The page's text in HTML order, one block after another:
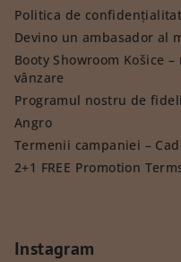
Politica de
Devino un ambasador al
Booty Showroom Košice
vânzare
Programul nostru de
Angro
Termenii campaniei –
2+1 FREE Promotion
Instagram